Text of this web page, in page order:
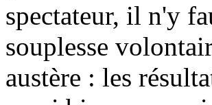
spectateur, il n'y
souplesse
austère : les